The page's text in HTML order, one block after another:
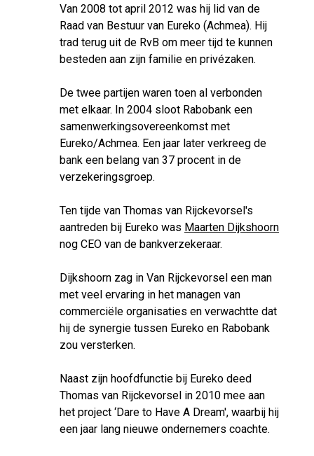
Van 2008 tot april 2012 was hij lid van de
Raad van Bestuur van Eureko (Achmea). Hij
trad terug uit de RvB om meer tijd te kunnen
besteden aan zijn familie en privézaken.
De twee partijen waren toen al verbonden
met elkaar. In 2004 sloot Rabobank een
samenwerkingsovereenkomst met
Eureko/Achmea. Een jaar later verkreeg de
bank een belang van 37 procent in de
verzekeringsgroep.
Ten tijde van Thomas van Rijckevorsel's
aantreden bij Eureko was Maarten Dijkshoorn
nog CEO van de bankverzekeraar.
Dijkshoorn zag in Van Rijckevorsel een man
met veel ervaring in het managen van
commerciële organisaties en verwachtte dat
hij de synergie tussen Eureko en Rabobank
zou versterken.
Naast zijn hoofdfunctie bij Eureko deed
Thomas van Rijckevorsel in 2010 mee aan
het project ‘Dare to Have A Dream', waarbij hij
een jaar lang nieuwe ondernemers coachte.